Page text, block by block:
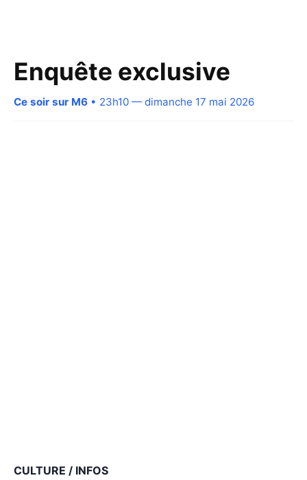
Enquête exclusive
Ce soir sur M6 • 23h10 — dimanche 17 mai 2026
CULTURE / INFOS